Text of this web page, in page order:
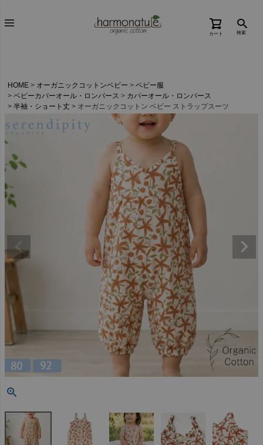
カート 検索
HOME オーガニックコットンベビー
ベビー服
ベビーカバーオール・ロンパース
カバーオール・ロンパース
半袖・ショート丈
オーガニックコットン ベビー ストラップスーツ